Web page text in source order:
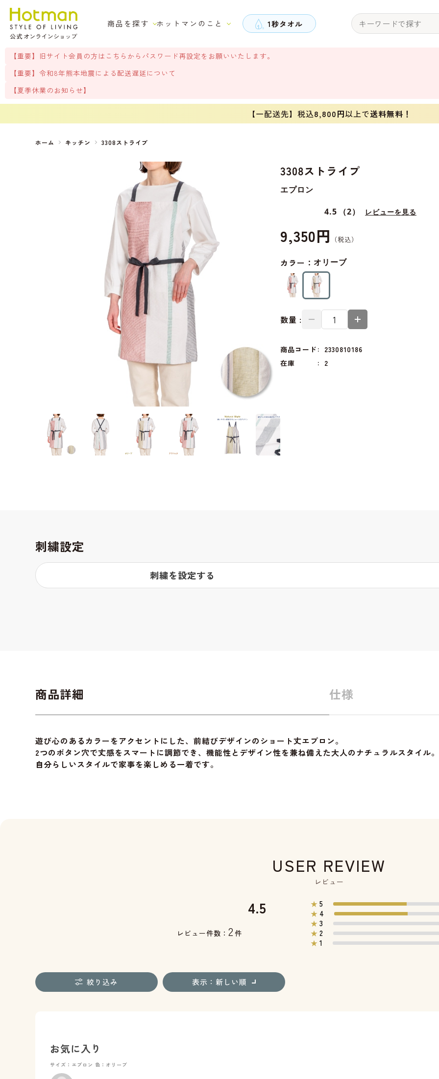
商品を探す ホットマンのこと 1秒タオル
【重要】旧サイト会員の方はこちらからパスワード再設定をお願いいたします。
【重要】令和8年熊本地震による配送遅延について
【夏季休業のお知らせ】
【一配送先】税込8,800円以上で送料無料！
ホーム キッチン 3308ストライプ
3308ストライプ
エプロン
4.5 （2） レビューを見る
9,350円
カラー： オリーブ
数量 :
商品コード
2330810186
在庫
2
刺繍設定
刺繍を設定する
商品詳細 仕様
遊び心のあるカラーをアクセントにした、前結びデザインのショート丈エプロン。
2つのボタン穴で丈感をスマートに調節でき、機能性とデザイン性を兼ね備えた大人のナチュラルスタイル。
自分らしいスタイルで家事を楽しめる一着です。
USER REVIEW
レビュー
4.5
レビュー件数： 2 件
★ 5
★ 4
★ 3
★ 2
★ 1
絞り込み 表示：新しい順
お気に入り
サイズ：エプロン 色：オリーブ